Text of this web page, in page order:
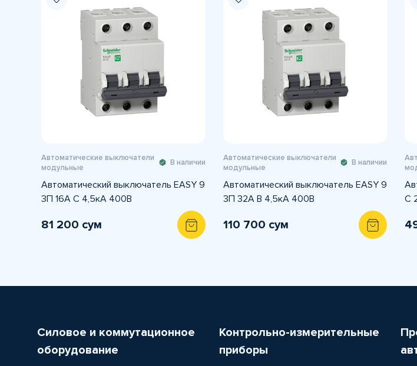
Автоматические выключатели
модульные
В наличии
Автоматический выключатель EASY 9
3П 16А С 4,5кА 400В
81 200 сум
Автоматические выключатели
модульные
В наличии
Автоматический выключатель EASY 9
3П 32A B 4,5кА 400В
110 700 сум
C
Силовое и коммутационное
оборудование
Контрольно-измерительные
приборы